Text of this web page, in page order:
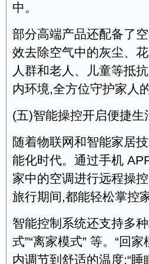
中。
部分高端产品还配备了
效去除空气中的灰尘、
人群和老人、儿童等抵
内环境,全方位守护家人
(五)智能操控开启便捷生
随着物联网和智能家居
能化时代。通过手机
家中的空调进行远程操
旅行期间,都能轻松掌控
智能控制系统还支持多
式”“离家模式” 等。“回
内调节到舒适的温度;“